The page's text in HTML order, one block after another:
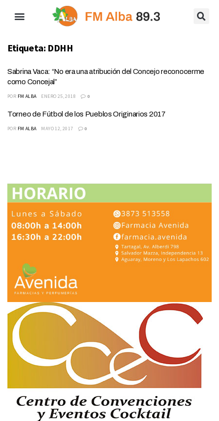
Etiqueta: DDHH
Sabrina Vaca: “No era una atribución del Concejo reconocerme
como Concejal”
POR FM ALBA ENERO 25, 2018 0
Torneo de Fútbol de los Pueblos Originarios 2017
POR FM ALBA MAYO 12, 2017 0